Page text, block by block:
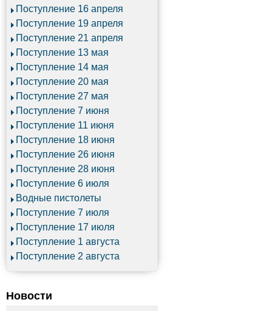
Поступление 16 апреля
Поступление 19 апреля
Поступление 21 апреля
Поступление 13 мая
Поступление 14 мая
Поступление 20 мая
Поступление 27 мая
Поступление 7 июня
Поступление 11 июня
Поступление 18 июня
Поступление 26 июня
Поступление 28 июня
Поступление 6 июля
Водные пистолеты
Поступление 7 июля
Поступление 17 июля
Поступление 1 августа
Поступление 2 августа
Новости